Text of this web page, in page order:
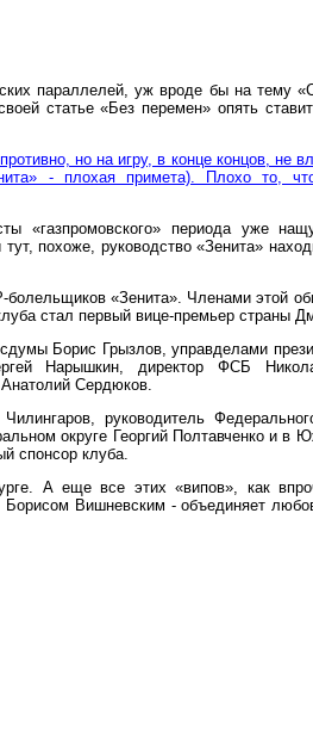
параллелей, уж вроде бы на тему
статье «Без перемен» опять
но на игру, в конце концов, не
- плохая примета). Плохо то,
«газпромовского» периода уже
похоже, руководство «Зенита»
«Зенита». Членами этой
стал первый вице-премьер страны
Борис Грызлов, управделами
Нарышкин, директор ФСБ
Сердюков.
руководитель
округе Георгий Полтавченко и в
спонсор клуба.
А еще все этих «випов», как
Вишневским - объединяет